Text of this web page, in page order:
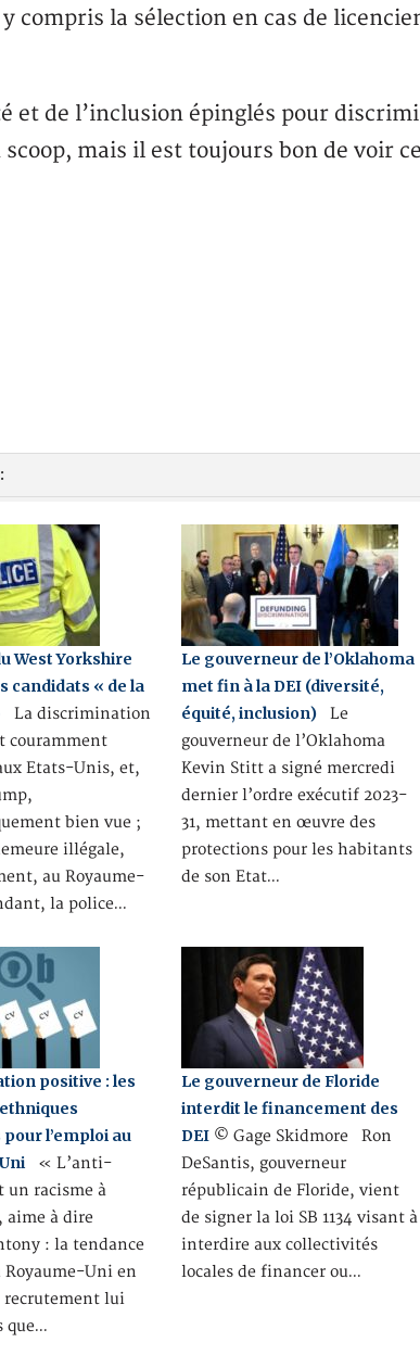
compris la sélection en cas de
et de l’inclusion épinglés pour
mais il est toujours bon de voir
West Yorkshire
candidats « de la
La discrimination
couramment
Etats-Unis, et,
bien vue ;
illégale,
au Royaume-
la police…
Le gouverneur de l’Oklahoma
met fin à la DEI (diversité,
équité, inclusion)Le
gouverneur de l’Oklahoma
Kevin Stitt a signé mercredi
dernier l’ordre exécutif 2023-
31, mettant en œuvre des
protections pour les habitants
de son Etat…
positive : les
l’emploi au
« L’anti-
un racisme à
aime à dire
: la tendance
Royaume-Uni en
recrutement lui
que…
Le gouverneur de Floride
interdit le financement des
DEI© Gage Skidmore Ron
DeSantis, gouverneur
républicain de Floride, vient
de signer la loi SB 1134 visant à
interdire aux collectivités
locales de financer ou…